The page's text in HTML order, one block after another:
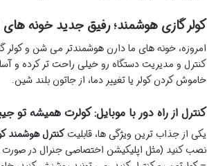
کولر گازی هوشمند؛ رفیق جدید خونه های
امروزه، خونه های ما دارن هوشمندتر می شن و کولر
کنترل و مدیریت دستگاه رو خیلی راحت تر کرده و
خاموش کردن کولر یا تغییر دما، از جاتون بلند شین.
کنترل از راه دور با موبایل: کولرت همیشه تو
یکی از جذاب ترین ویژگی ها، قابلیتکنترل هوشمند
نصب کنید (مثل اپلیکیشن اختصاصی جنرال در